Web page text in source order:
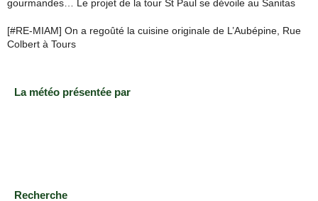
gourmandes… Le projet de la tour St Paul se dévoile au Sanitas
[#RE-MIAM] On a regoûté la cuisine originale de L’Aubépine, Rue
Colbert à Tours
La météo présentée par
Recherche